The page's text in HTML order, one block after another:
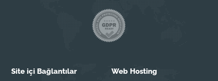
Site içi Bağlantılar Web Hosting